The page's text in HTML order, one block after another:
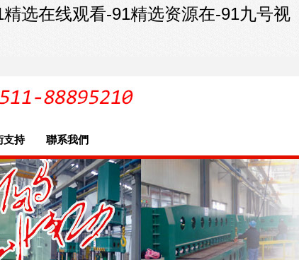
选在线观看-91精选资源在-91九号视
支持 聯系我們